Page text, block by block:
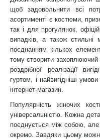
щоб задовольнити всі
асортименті є костюми,
так і для прогулянок,
випадків, а також
поєднанням кількох
тому створити
роздрібної реалізації
гуртом, і найвигідніші
інтернет-магазин.
Популярність жіночих
універсальністю. Кожна
поєднується між собою,
окремо. Завдяки цьому